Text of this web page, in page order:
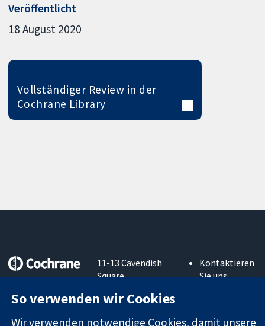
Veröffentlicht
18 August 2020
Vollständiger Review in der
Cochrane Library
Evidenz
11-13 Cavendish
Square
W1G0AN
Kontaktieren
Sie uns
So verwenden wir Cookies
Wir verwenden notwendige Cookies, damit unsere